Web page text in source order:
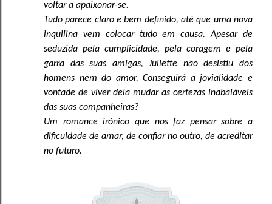
voltar a apaixonar-se.
Tudo parece claro e bem definido, até que uma nova
inquilina vem colocar tudo em causa. Apesar de
seduzida pela cumplicidade, pela coragem e pela
garra das suas amigas, Juliette não desistiu dos
homens nem do amor. Conseguirá a jovialidade e
vontade de viver dela mudar as certezas inabaláveis
das suas companheiras?
Um romance irónico que nos faz pensar sobre a
dificuldade de amar, de confiar no outro, de acreditar
no futuro.